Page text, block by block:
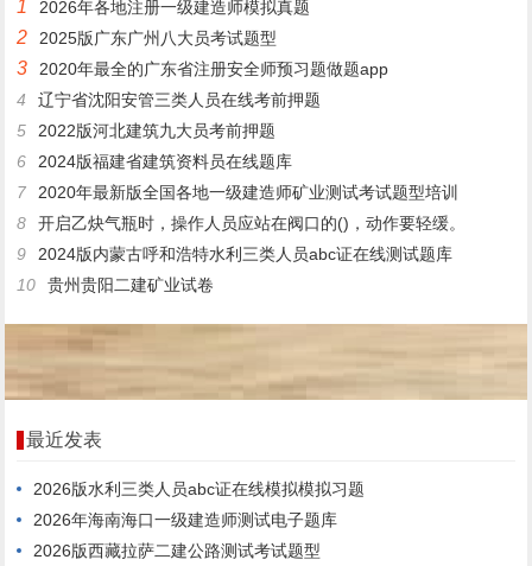
1 2026年各地注册一级建造师模拟真题
2 2025版广东广州八大员考试题型
3
2020年最全的广东省注册安全师预习题做题app
4
辽宁省沈阳安管三类人员在线考前押题
5
2022版河北建筑九大员考前押题
6
2024版福建省建筑资料员在线题库
7
2020年最新版全国各地一级建造师矿业测试考试题型培训
8
开启乙炔气瓶时，操作人员应站在阀口的()，动作要轻缓。
9
2024版内蒙古呼和浩特水利三类人员abc证在线测试题库
10
贵州贵阳二建矿业试卷
最近发表
2026版水利三类人员abc证在线模拟模拟习题
2026年海南海口一级建造师测试电子题库
2026版西藏拉萨二建公路测试考试题型